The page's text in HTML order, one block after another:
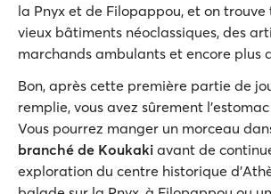
la Pnyx et de Filopappou, et on trouve
vieux bâtiments néoclassiques, des
marchands ambulants et encore plus
Bon, après cette première partie de
remplie, vous avez sûrement
Vous pourrez manger un morceau
branché de Koukaki avant de
exploration du centre historique